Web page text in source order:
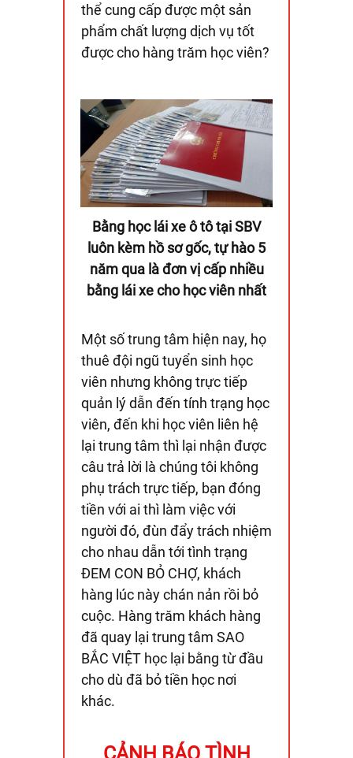
thể cung cấp được một sản
phẩm chất lượng dịch vụ tốt
được cho hàng trăm học viên?
Bằng học lái xe ô tô tại SBV
luôn kèm hồ sơ gốc, tự hào 5
năm qua là đơn vị cấp nhiều
bằng lái xe cho học viên nhất
Một số trung tâm hiện nay, họ
thuê đội ngũ tuyển sinh học
viên nhưng không trực tiếp
quản lý dẫn đến tính trạng học
viên, đến khi học viên liên hệ
lại trung tâm thì lại nhận được
câu trả lời là chúng tôi không
phụ trách trực tiếp, bạn đóng
tiền với ai thì làm việc với
người đó, đùn đẩy trách nhiệm
cho nhau dẫn tới tình trạng
ĐEM CON BỎ CHỢ, khách
hàng lúc này chán nản rồi bỏ
cuộc. Hàng trăm khách hàng
đã quay lại trung tâm SAO
BẮC VIỆT học lại bằng từ đầu
cho dù đã bỏ tiền học nơi
khác.